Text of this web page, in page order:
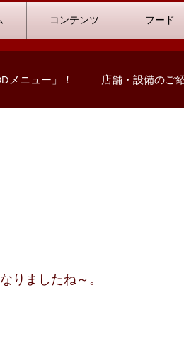
コンテンツ フード
メニュー」！ 店舗・設備のご
店
ランシミュレーション
りましたね～。